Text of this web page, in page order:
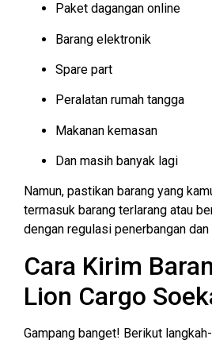
Paket dagangan online
Barang elektronik
Spare part
Peralatan rumah tangga
Makanan kemasan
Dan masih banyak lagi
Namun, pastikan barang yang
termasuk barang terlarang atau
dengan regulasi penerbangan
Cara Kirim
Lion Cargo
Gampang banget! Berikut